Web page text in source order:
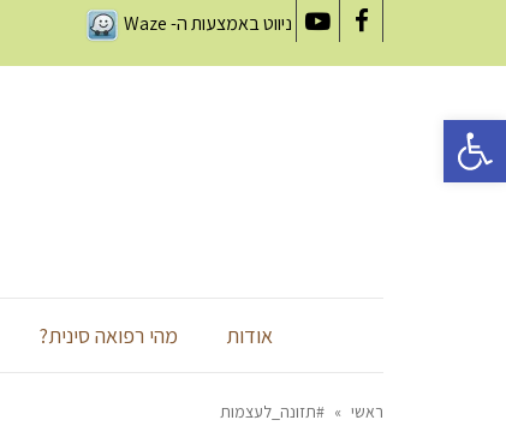
Facebook
YouTube
ניווט באמצעות ה-Waze
אודות מהי רפואה סינית?
ראשי » #תזונה_לעצמות
פתח סרגל נגישות